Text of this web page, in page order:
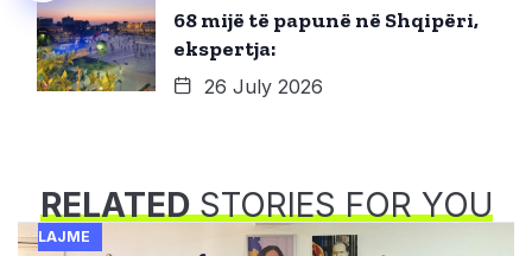
68 mijë të papunë në Shqipëri,
ekspertja:
26 July 2026
RELATEDSTORIES FOR YOU
LAJME